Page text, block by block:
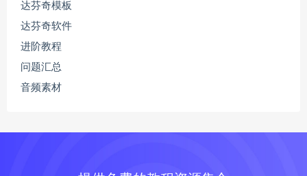
达芬奇模板
达芬奇软件
进阶教程
问题汇总
音频素材